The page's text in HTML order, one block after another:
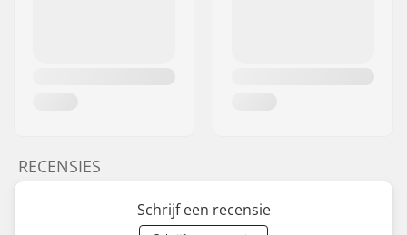
RECENSIES
Schrijf een recensie